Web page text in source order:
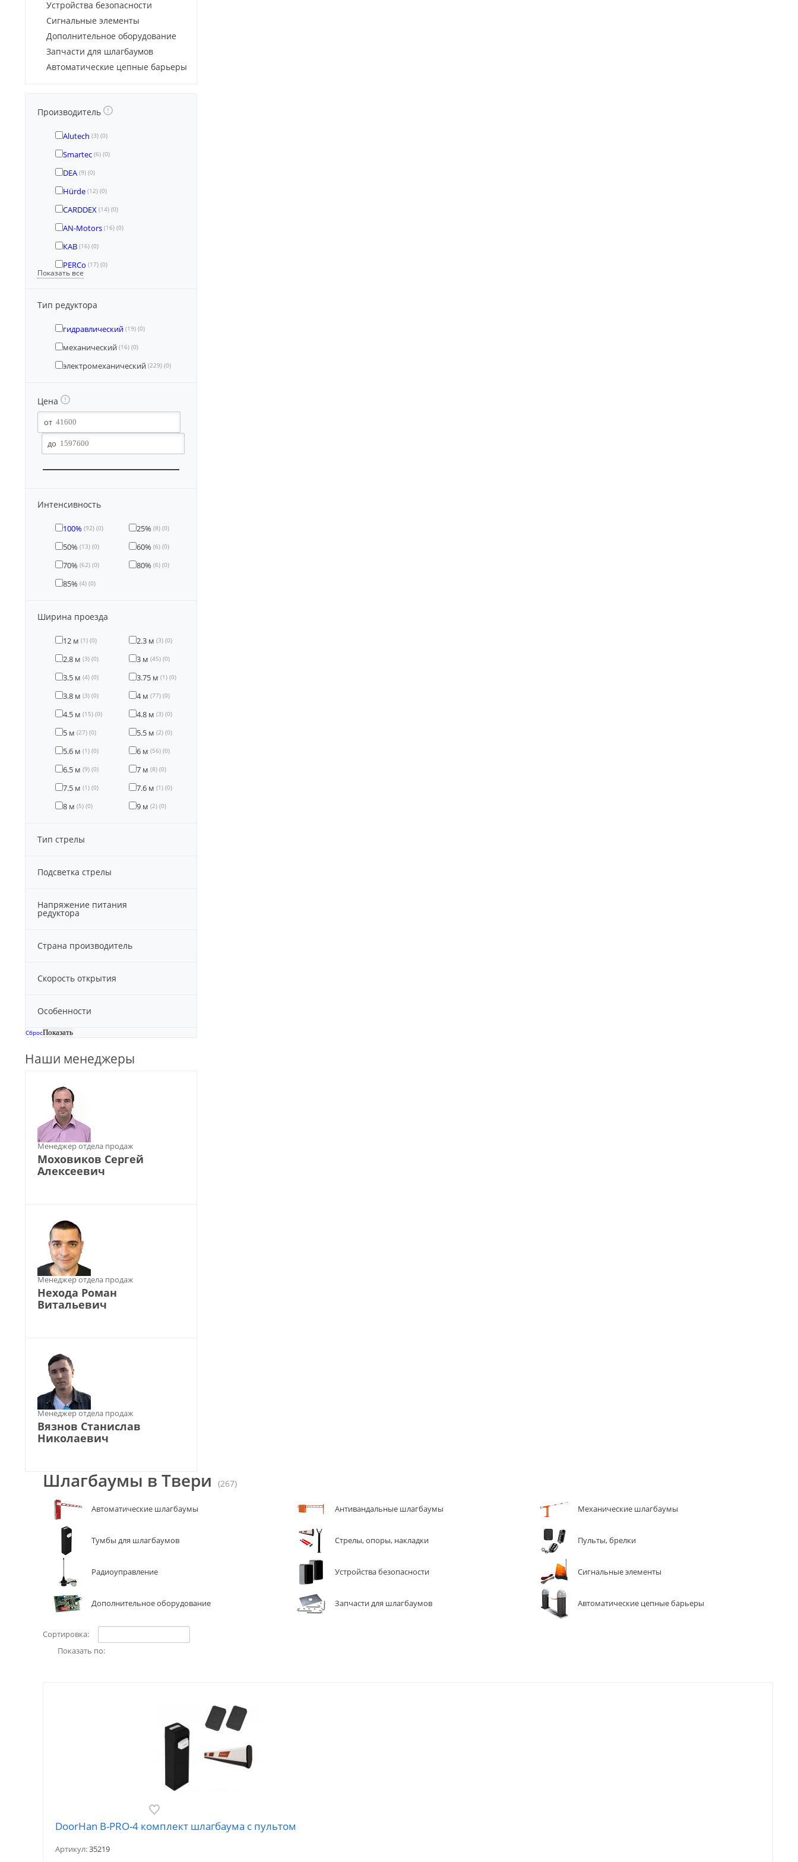
Устройства безопасности
Сигнальные элементы
Дополнительное оборудование
Запчасти для шлагбаумов
Автоматические цепные барьеры
Производитель
Alutech (3) (0)
Smartec (6) (0)
DEA (9) (0)
Hürde (12) (0)
CARDDEX (14) (0)
AN-Motors (16) (0)
КАВ (16) (0)
PERCo (17) (0)
Показать все
Тип редуктора
гидравлический (19) (0)
механический (16) (0)
электромеханический (229) (0)
Цена
Интенсивность
100% (92) (0) 25% (8) (0)
50% (13) (0) 60% (6) (0)
70% (62) (0) 80% (6) (0)
85% (4) (0)
Ширина проезда
12 м (1) (0) 2.3 м (3) (0)
2.8 м (3) (0) 3 м (45) (0)
3.5 м (4) (0) 3.75 м (1) (0)
3.8 м (3) (0) 4 м (77) (0)
4.5 м (15) (0) 4.8 м (3) (0)
5 м (27) (0) 5.5 м (2) (0)
5.6 м (1) (0) 6 м (56) (0)
6.5 м (9) (0) 7 м (8) (0)
7.5 м (1) (0) 7.6 м (1) (0)
8 м (5) (0) 9 м (2) (0)
Тип стрелы
Подсветка стрелы
Напряжение питания
редуктора
Страна производитель
Скорость открытия
Особенности
Сброс
Наши менеджеры
Менеджер отдела продаж
Моховиков Сергей
Алексеевич
Менеджер отдела продаж
Нехода Роман
Витальевич
Менеджер отдела продаж
Вязнов Станислав
Николаевич
Шлагбаумы в Твери (267)
Автоматические шлагбаумы Антивандальные шлагбаумы Механические шлагбаумы
Тумбы для шлагбаумов Стрелы, опоры, накладки Пульты, брелки
Радиоуправление Устройства безопасности Сигнальные элементы
Дополнительное оборудование Запчасти для шлагбаумов Автоматические цепные барьеры
Сортировка:
Показать по:
DoorHan B-PRO-4 комплект шлагбаума с пультом
Артикул:35219